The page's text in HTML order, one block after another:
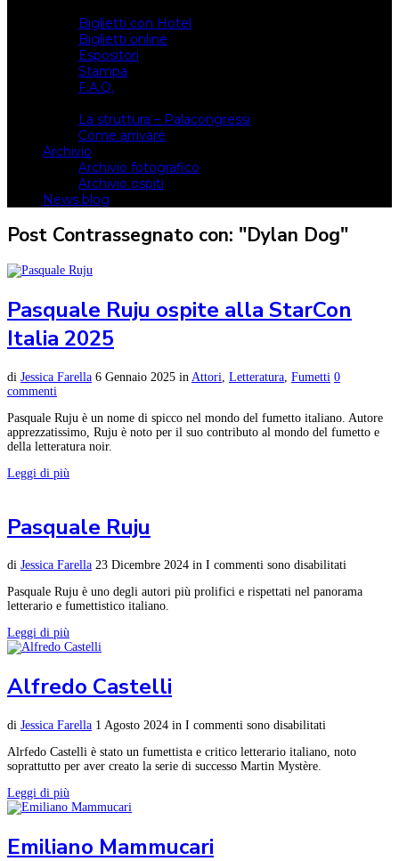
Biglietti con Hotel
Biglietti online
Espositori
Stampa
F.A.Q.
La struttura – Palacongressi
Come arrivare
Archivio
Archivio fotografico
Archivio ospiti
News blog
Post Contrassegnato con: "Dylan Dog"
Pasquale Ruju ospite alla StarCon
Italia 2025
di Jessica Farella 6 Gennaio 2025 in Attori Letteratura Fumetti 0
commenti
Pasquale Ruju è un nome di spicco nel mondo del fumetto italiano. Autore
apprezzatissimo, Ruju è noto per il suo contributo al mondo del fumetto e
della letteratura noir.
Leggi di più
Pasquale Ruju
di Jessica Farella 23 Dicembre 2024 in I commenti sono disabilitati
Pasquale Ruju è uno degli autori più prolifici e rispettati nel panorama
letterario e fumettistico italiano.
Leggi di più
Alfredo Castelli
di Jessica Farella 1 Agosto 2024 in I commenti sono disabilitati
Alrfedo Castelli è stato un fumettista e critico letterario italiano, noto
soprattutto per aver creato la serie di successo Martin Mystère.
Leggi di più
Emiliano Mammucari